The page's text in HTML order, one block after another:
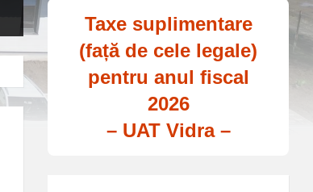
Taxe suplimentare
(față de cele legale)
pentru anul fiscal
2026
– UAT Vidra –